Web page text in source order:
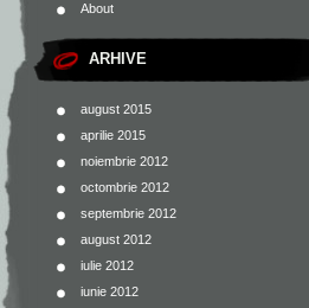
About
ARHIVE
august 2015
aprilie 2015
noiembrie 2012
octombrie 2012
septembrie 2012
august 2012
iulie 2012
iunie 2012